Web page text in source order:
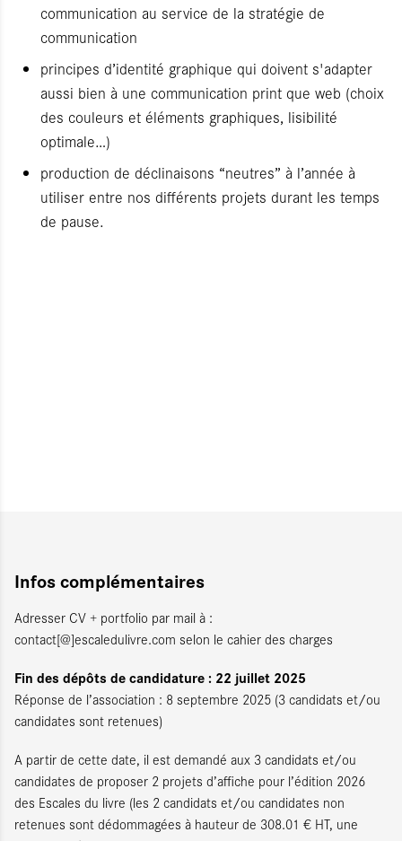
communication au service de la stratégie de
communication
principes d’identité graphique qui doivent s'adapter
aussi bien à une communication print que web (choix
des couleurs et éléments graphiques, lisibilité
optimale…)
production de déclinaisons “neutres” à l’année à
utiliser entre nos différents projets durant les temps
de pause.
Infos complémentaires
Adresser CV + portfolio par mail à :
contact[@]escaledulivre.com selon le cahier des charges
Fin des dépôts de candidature : 22 juillet 2025
Réponse de l’association : 8 septembre 2025 (3 candidats et/ou
candidates sont retenues)
A partir de cette date, il est demandé aux 3 candidats et/ou
candidates de proposer 2 projets d’affiche pour l’édition 2026
des Escales du livre (les 2 candidats et/ou candidates non
retenues sont dédommagées à hauteur de 308.01 € HT, une